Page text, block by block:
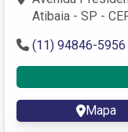
Atibaia - SP -
(11) 94846-5956
Mapa